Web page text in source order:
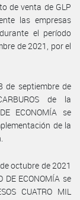
de venta de GLP
las empresas
el período
de 2021, por el
de septiembre de
de la
ECONOMÍA se
de la
octubre de 2021
DE ECONOMÍA se
CUATRO MIL